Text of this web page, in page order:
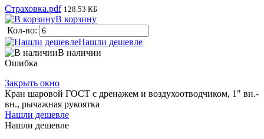
Страховка.pdf 128.53 КБ
В корзину
Кол-во:
Нашли дешевле
В наличии
Ошибка
Закрыть окно
Кран шаровой ГОСТ с дренажем и воздухоотводчиком, 1" вн.-
вн., рычажная рукоятка
Нашли дешевле
Нашли дешевле